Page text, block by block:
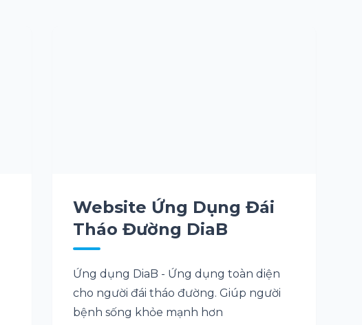
Website Ứng Dụng Đái
Tháo Đường DiaB
Ứng dụng DiaB - Ứng dụng toàn diện
cho người đái tháo đường. Giúp người
bệnh sống khỏe mạnh hơn